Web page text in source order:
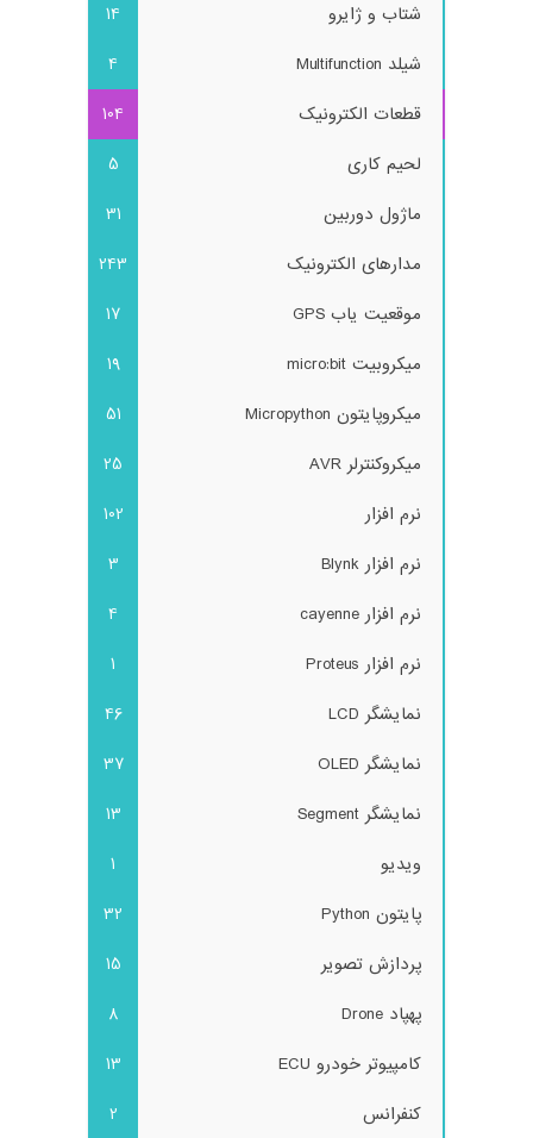
شتاب و ژایرو
14
شیلد Multifunction
4
قطعات الکترونیک
104
لحیم کاری
5
ماژول دوربین
31
مدارهای الکترونیک
243
موقعیت یاب GPS
17
میکروبیت micro:bit
19
میکروپایتون Micropython
51
میکروکنترلر AVR
25
نرم افزار
102
نرم افزار Blynk
3
نرم افزار cayenne
4
نرم افزار Proteus
1
نمایشگر LCD
46
نمایشگر OLED
37
نمایشگر Segment
13
ویدیو
1
پایتون Python
32
پردازش تصویر
15
پهپاد Drone
8
کامپیوتر خودرو ECU
13
کنفرانس
2